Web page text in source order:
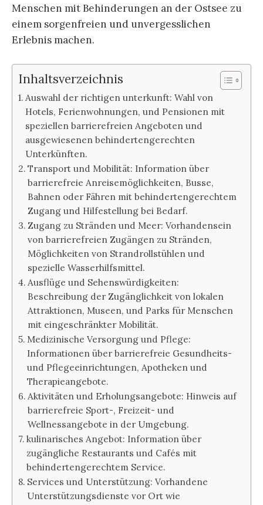
Menschen mit Behinderungen an der Ostsee zu
einem sorgenfreien und unvergesslichen
Erlebnis machen.
Inhaltsverzeichnis
Auswahl der richtigen unterkunft: Wahl von
Hotels, Ferienwohnungen, und Pensionen mit
speziellen barrierefreien Angeboten und
ausgewiesenen behindertengerechten
Unterkünften.
Transport und Mobilität: Information über
barrierefreie Anreisemöglichkeiten, Busse,
Bahnen oder Fähren mit behindertengerechtem
Zugang und Hilfestellung bei Bedarf.
Zugang zu Stränden und Meer: Vorhandensein
von barrierefreien Zugängen zu Stränden,
Möglichkeiten von Strandrollstühlen und
spezielle Wasserhilfsmittel.
Ausflüge und Sehenswürdigkeiten:
Beschreibung der Zugänglichkeit von lokalen
Attraktionen, Museen, und Parks für Menschen
mit eingeschränkter Mobilität.
Medizinische Versorgung und Pflege:
Informationen über barrierefreie Gesundheits-
und Pflegeeinrichtungen, Apotheken und
Therapieangebote.
Aktivitäten und Erholungsangebote: Hinweis auf
barrierefreie Sport-, Freizeit- und
Wellnessangebote in der Umgebung.
kulinarisches Angebot: Information über
zugängliche Restaurants und Cafés mit
behindertengerechtem Service.
Services und Unterstützung: Vorhandene
Unterstützungsdienste vor Ort wie